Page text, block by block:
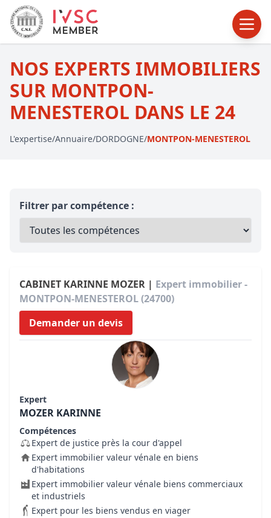
NOS EXPERTS IMMOBILIERS
SUR MONTPON-
MENESTEROL DANS LE 24
L'expertise/Annuaire/DORDOGNE/MONTPON-MENESTEROL
Filtrer par compétence :
CABINET KARINNE MOZER | Expert immobilier -
MONTPON-MENESTEROL (24700)
Demander un devis
Expert
MOZER KARINNE
Compétences
Expert de justice près la cour d'appel
Expert immobilier valeur vénale en biens
d'habitations
Expert immobilier valeur vénale biens commerciaux
et industriels
Expert pour les biens vendus en viager